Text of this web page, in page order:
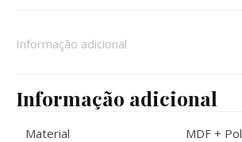
Informação adicional
Informação adicional
Material MDF +